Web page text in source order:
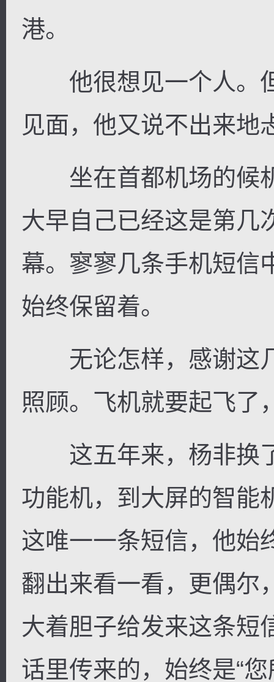
港。
他很想见一个人。
见面，他又说不出来地
坐在首都机场的候
大早自己已经这是第几
幕。寥寥几条手机短信
始终保留着。
无论怎样，感谢这
照顾。飞机就要起飞了
这五年来，杨非换
功能机，到大屏的智能
这唯一一条短信，他始
翻出来看一看，更偶尔
大着胆子给发来这条短
话里传来的，始终是“